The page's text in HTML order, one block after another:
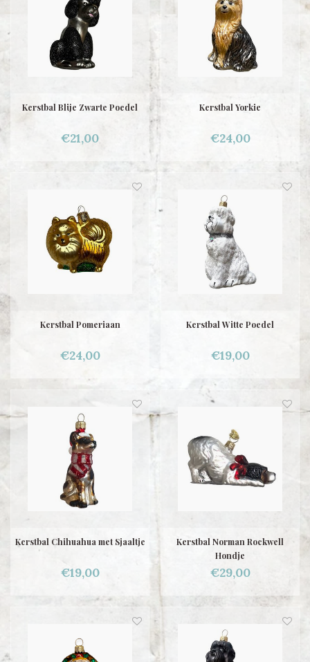
Kerstbal Blije Zwarte Poedel
€21,00
Kerstbal Yorkie
€24,00
Kerstbal Pomeriaan
€24,00
Kerstbal Witte Poedel
€19,00
Kerstbal Chihuahua met Sjaaltje
€19,00
Kerstbal Norman Rockwell
Hondje
€29,00